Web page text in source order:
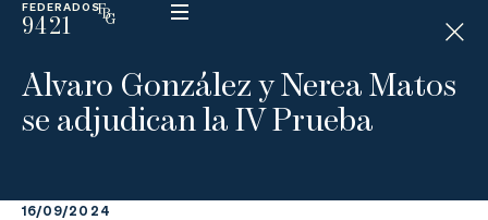
FEDERADOS
9421
ESP
N
D
C
Alvaro González y Nerea Matos
se adjudican la IV Prueba
16/09/2024